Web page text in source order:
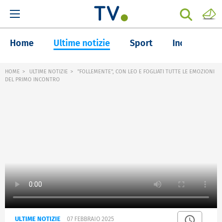
Home Ultime notizie Sport Inchieste
HOME ULTIME NOTIZIE
"FOLLEMENTE", CON LEO E FOGLIATI TUTTE LE EMOZIONI
DEL PRIMO INCONTRO
ULTIME NOTIZIE 07 FEBBRAIO 2025